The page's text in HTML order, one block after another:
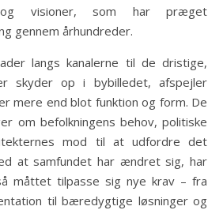
visioner, som har præget
gennem århundreder.
langs kanalerne til de dristige,
skyder op i bybilledet, afspejler
mere end blot funktion og form. De
om befolkningens behov, politiske
mod til at udfordre det
at samfundet har ændret sig, har
måttet tilpasse sig nye krav – fra
til bæredygtige løsninger og